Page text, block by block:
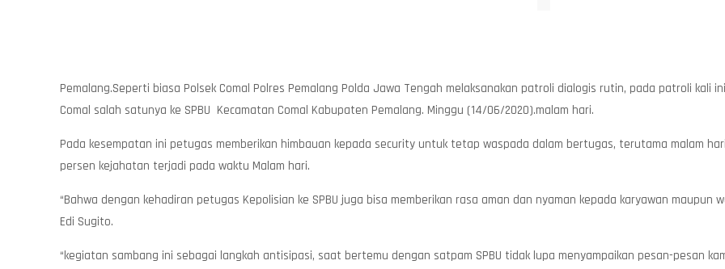
Pemalang.Seperti biasa Polsek Comal Polres Pemalang Polda Jawa Tengah melaksanakan patroli dialogis rutin, pada patroli kali
Comal salah satunya ke SPBU Kecamatan Comal Kabupaten Pemalang. Minggu (14/06/2020).malam hari.
Pada kesempatan ini petugas memberikan himbauan kepada security untuk tetap waspada dalam bertugas, terutama malam
persen kejahatan terjadi pada waktu Malam hari.
“Bahwa dengan kehadiran petugas Kepolisian ke SPBU juga bisa memberikan rasa aman dan nyaman kepada karyawan maupun
Edi Sugito.
“kegiatan sambang ini sebagai langkah antisipasi, saat bertemu dengan satpam SPBU tidak lupa menyampaikan pesan-pesan